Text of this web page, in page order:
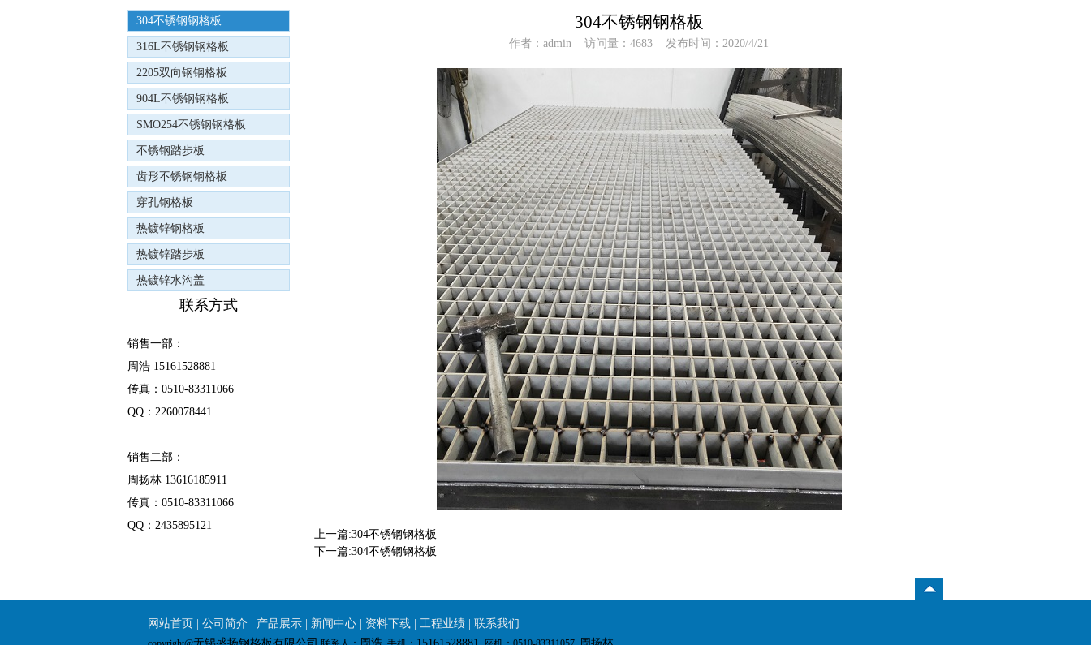
304不锈钢钢格板
316L不锈钢钢格板
2205双向钢钢格板
904L不锈钢钢格板
SMO254不锈钢钢格板
不锈钢踏步板
齿形不锈钢钢格板
穿孔钢格板
热镀锌钢格板
热镀锌踏步板
热镀锌水沟盖
联系方式
销售一部：
周浩 15161528881
传真：0510-83311066
QQ：2260078441
销售二部：
周扬林 13616185911
传真：0510-83311066
QQ：2435895121
304不锈钢钢格板
作者：admin 访问量：4683 发布时间：2020/4/21
上一篇:304不锈钢钢格板
下一篇:304不锈钢钢格板
网站首页 公司简介 产品展示 新闻中心 资料下载 工程业绩 联系我们